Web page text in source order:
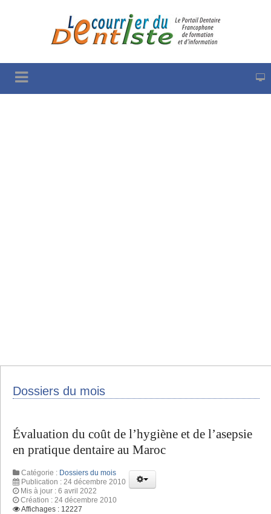
Dossiers du mois
Évaluation du coût de l’hygiène et de l’asepsie
en pratique dentaire au Maroc
Catégorie : Dossiers du mois
Publication : 24 décembre 2010
Mis à jour : 6 avril 2022
Création : 24 décembre 2010
Affichages : 12227